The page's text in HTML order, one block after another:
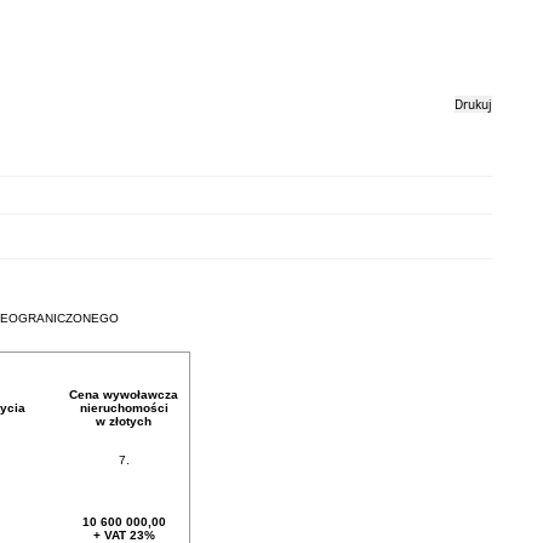
Drukuj
Cena wywoławcza
nieruchomości
w złotych
7.
10 600 000,00
+ VAT 23%